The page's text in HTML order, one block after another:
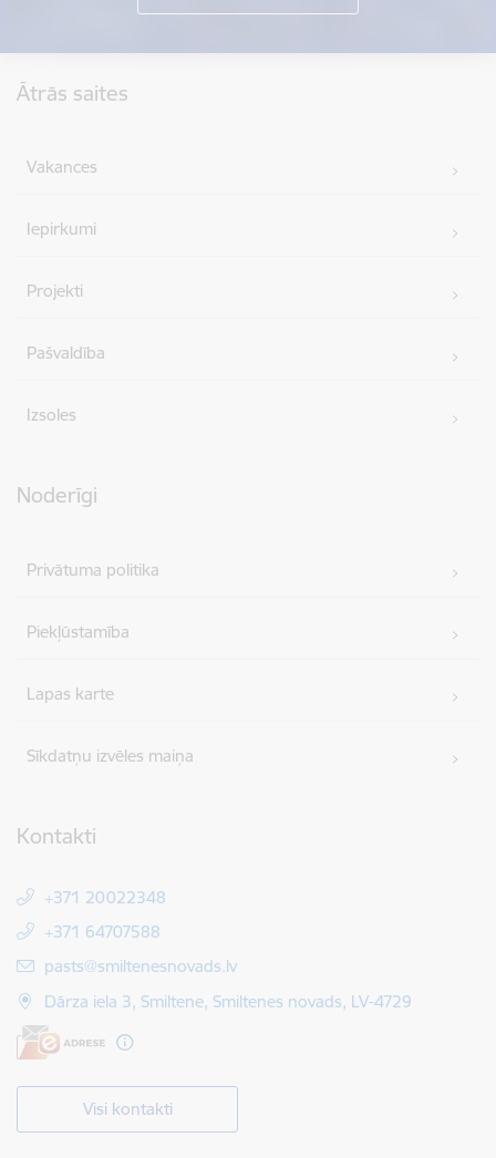
Ātrās saites
Vakances
Iepirkumi
Projekti
Pašvaldība
Izsoles
Noderīgi
Privātuma politika
Piekļūstamība
Lapas karte
Sīkdatņu izvēles maiņa
Kontakti
+371 20022348
+371 64707588
E-pasts:
pasts@smiltenesnovads.lv
Dārza iela 3, Smiltene, Smiltenes novads, LV-4729
Visi kontakti